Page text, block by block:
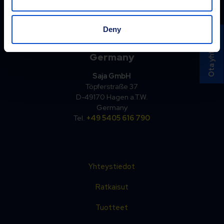
Deny
Estonia
+372 6596 410
Germany
Saja GmbH
Töpferstraße 37
D-49170 Hagen a.T.W.
Germany
Tel. +49 5405 616 790
Yhteystiedot
Ratkaisut
Tuotteet
Ota yhteyttä